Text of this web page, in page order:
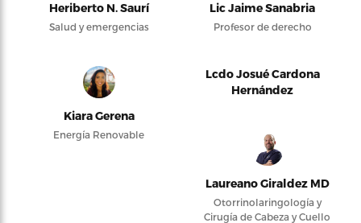
Heriberto N. Saurí
Salud y emergencias
Lic Jaime Sanabria
Profesor de derecho
Kiara Gerena
Energía Renovable
Lcdo Josué Cardona
Hernández
Laureano Giraldez MD
Otorrinolaringología y
Cirugía de Cabeza y Cuello